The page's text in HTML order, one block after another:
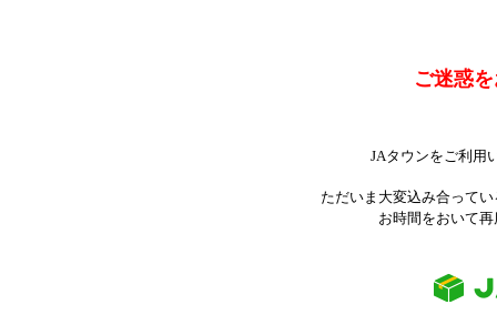
ご迷惑
JAタウンをご利用
ただいま大変込み合って
お時間をおいて